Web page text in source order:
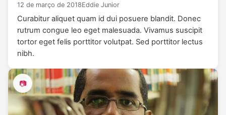
12 de março de 2018Eddie Junior
Curabitur aliquet quam id dui posuere blandit. Donec
rutrum congue leo eget malesuada. Vivamus suscipit
tortor eget felis porttitor volutpat. Sed porttitor lectus
nibh.
📷